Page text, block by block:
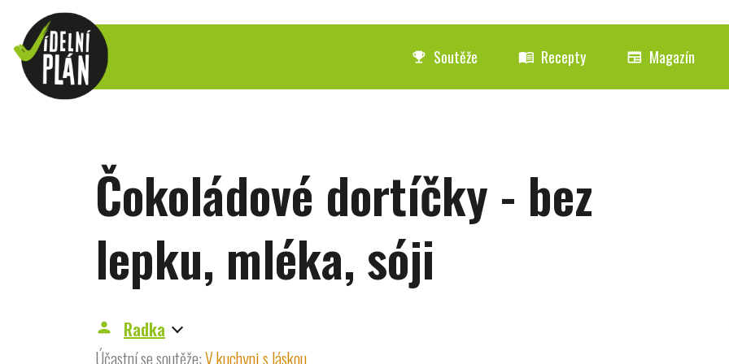
emoji_events Soutěže menu_book Recepty newspaper Magazín
Čokoládové dortíčky - bez
lepku, mléka, sóji
person
Radka
Účastní se soutěže:V kuchyni s láskou